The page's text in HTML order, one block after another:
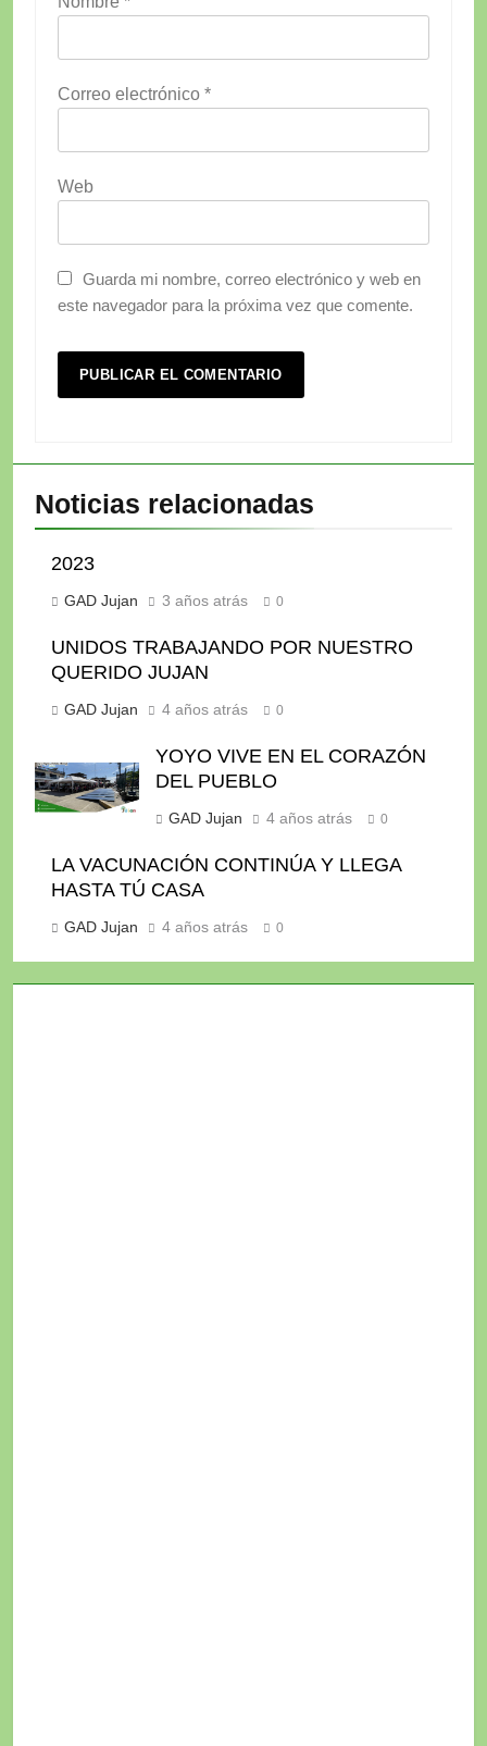
Correo electrónico *
Web
Guarda mi nombre, correo electrónico y web en
este navegador para la próxima vez que comente.
Noticias relacionadas
2023
GAD Jujan 3 años atrás 0
UNIDOS TRABAJANDO POR NUESTRO
QUERIDO JUJAN
GAD Jujan 4 años atrás 0
YOYO VIVE EN EL CORAZÓN
DEL PUEBLO
GAD Jujan 4 años atrás 0
LA VACUNACIÓN CONTINÚA Y LLEGA
HASTA TÚ CASA
GAD Jujan 4 años atrás 0